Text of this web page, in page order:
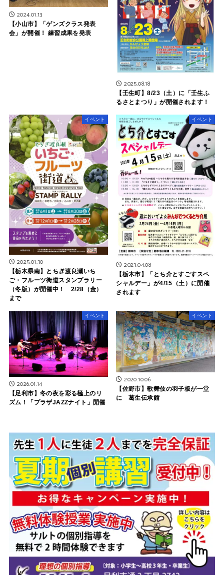
2024.01.13
【小山市】「ゲンズクラス発表
会」が開催！ 練習成果を発表
2025.08.18
【壬生町】8/23（土）に「壬生ふ
るさとまつり」が開催されます！
イベント
2025.01.30
【栃木県南】とちぎ渡良瀬いち
ご・フルーツ街道スタンプラリー
（冬版）が開催中！ 2/28（金）
まで
イベント
2023.04.08
【栃木市】「とち介とすごすスペ
シャルデー」が4/15（土）に開催
されます
イベント
2026.01.14
【足利市】冬の夜を彩る極上のリ
ズム！「プラザJAZZナイト」開催
イベント
2020.10.06
【佐野市】歌舞伎の羽子板が一堂
に 葛生伝承館